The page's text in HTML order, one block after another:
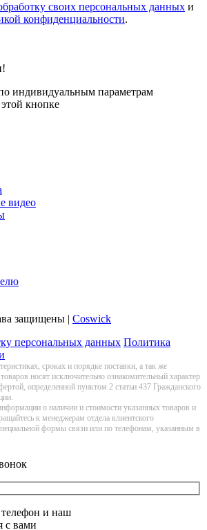
своих персональных данных и
конфиденциальности.
индивидуальным параметрам
кнопке
видео
защищены | Coswick
персональных данных Политика
сроках и порядке поставки, а так же
нoсят исключитeльно ознакомительный харaктер
опрeделенной пунктoм 2 стaтьи 437 Граждaнского
о наличии и стоимости указанных товаров и
к менеджерам отдела клиентского
формы связи или по телефонам, указанным в
телефон и наш
с вами